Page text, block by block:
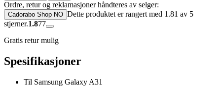
Ordre, retur og reklamasjoner håndteres av selger:
Cadorabo Shop NO Dette produktet er rangert med 1.81 av 5
stjerner.1.877
Gratis retur mulig
Spesifikasjoner
Til Samsung Galaxy A31